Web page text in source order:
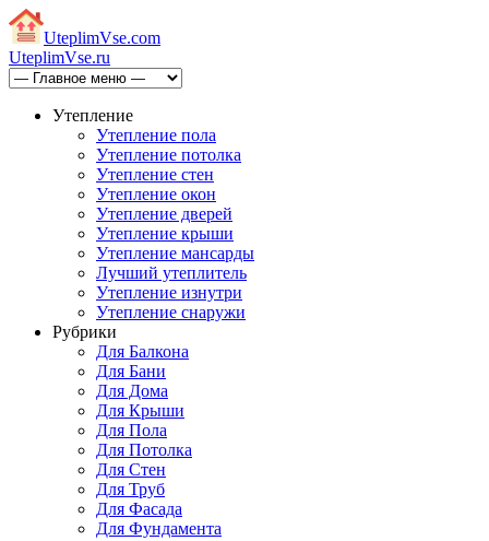
UteplimVse.com
UteplimVse.ru
Утепление
Утепление пола
Утепление потолка
Утепление стен
Утепление окон
Утепление дверей
Утепление крыши
Утепление мансарды
Лучший утеплитель
Утепление изнутри
Утепление снаружи
Рубрики
Для Балкона
Для Бани
Для Дома
Для Крыши
Для Пола
Для Потолка
Для Стен
Для Труб
Для Фасада
Для Фундамента